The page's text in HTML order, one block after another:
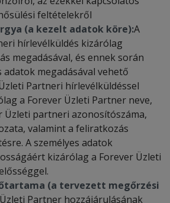
feltételekről
(a kezelt adatok köre):A
hírlevélküldés kizárólag
megadásával, és ennek során
adatok megadásával vehető
Partneri hírlevélküldéssel
a Forever Üzleti Partner neve,
Üzleti partneri azonosítószáma,
valamint a feliratkozás
A személyes adatok
kizárólag a Forever Üzleti
(a tervezett megőrzési
Partner hozzájárulásának